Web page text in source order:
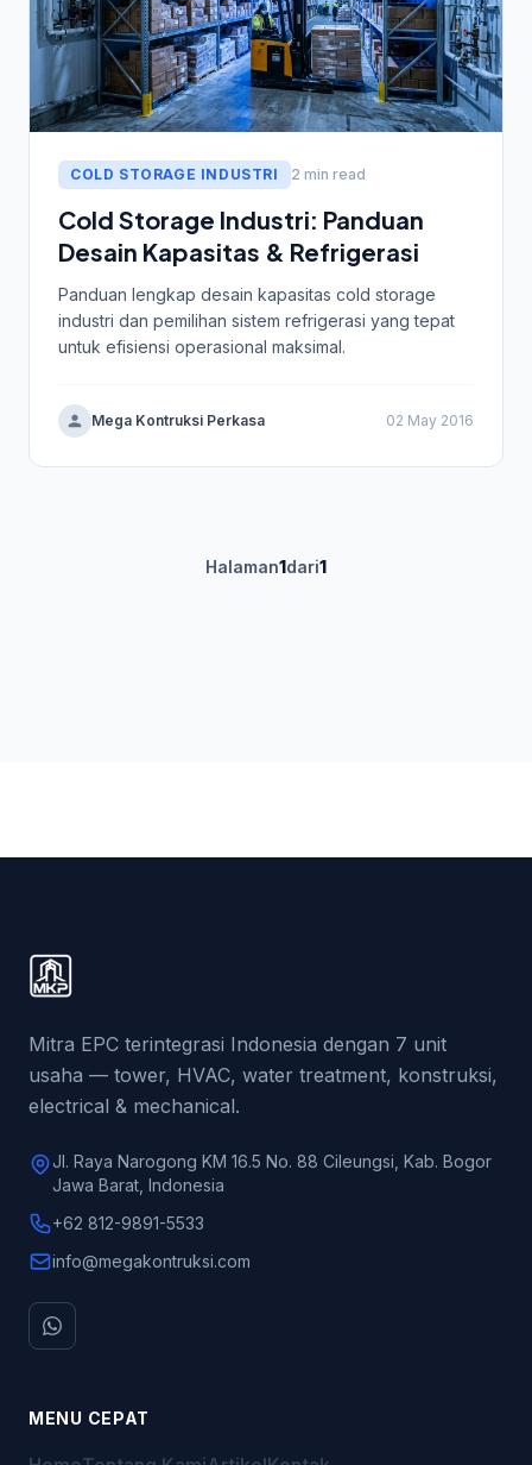
COLD STORAGE INDUSTRI 2 min read
Cold Storage Industri: Panduan
Desain Kapasitas & Refrigerasi
Panduan lengkap desain kapasitas cold storage
industri dan pemilihan sistem refrigerasi yang tepat
untuk efisiensi operasional maksimal.
Mega Kontruksi Perkasa 02 May 2016
Halaman1dari1
Mitra EPC terintegrasi Indonesia dengan 7 unit
usaha — tower, HVAC, water treatment, konstruksi,
electrical & mechanical.
Jl. Raya Narogong KM 16.5 No. 88 Cileungsi, Kab. Bogor
Jawa Barat, Indonesia
+62 812-9891-5533
info@megakontruksi.com
MENU CEPAT